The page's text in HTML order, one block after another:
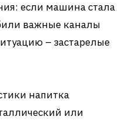
если машина стала
важные каналы
– застарелые
напитка
или